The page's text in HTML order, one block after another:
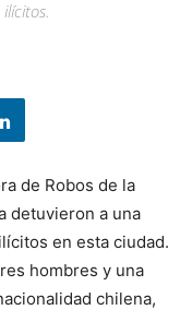
de Robos de la
detuvieron a una
en esta ciudad.
hombres y una
chilena,